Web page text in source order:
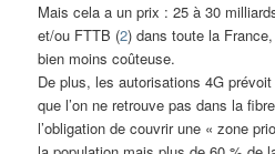
Mais cela a un prix : 25 à 30
et/ou FTTB (2) dans toute la
bien moins coûteuse.
De plus, les autorisations 4G
que l’on ne retrouve pas dans la
l’obligation de couvrir une « zone